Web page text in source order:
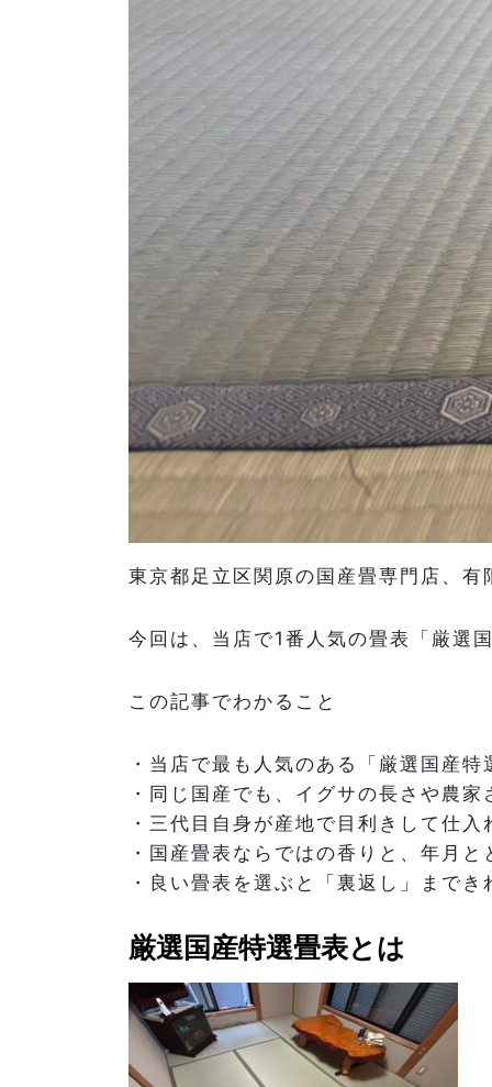
東京都足立区関原の国産畳専門店、有
今回は、当店で1番人気の畳表「厳選
この記事でわかること
・当店で最も人気のある「厳選国産
・同じ国産でも、イグサの長さや農
・三代目自身が産地で目利きして仕入
・国産畳表ならではの香りと、年月
・良い畳表を選ぶと「裏返し」まで
厳選国産特選畳表とは